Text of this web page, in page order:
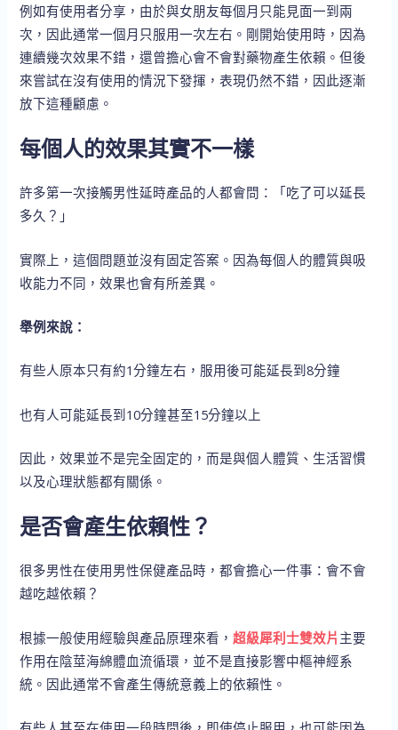
例如有使用者分享，由於與女朋友每個月只能見面一到兩
次，因此通常一個月只服用一次左右。剛開始使用時，因為
連續幾次效果不錯，還曾擔心會不會對藥物產生依賴。但後
來嘗試在沒有使用的情況下發揮，表現仍然不錯，因此逐漸
放下這種顧慮。
每個人的效果其實不一樣
許多第一次接觸男性延時產品的人都會問：「吃了可以延長
多久？」
實際上，這個問題並沒有固定答案。因為每個人的體質與吸
收能力不同，效果也會有所差異。
舉例來說：
有些人原本只有約1分鐘左右，服用後可能延長到8分鐘
也有人可能延長到10分鐘甚至15分鐘以上
因此，效果並不是完全固定的，而是與個人體質、生活習慣
以及心理狀態都有關係。
是否會產生依賴性？
很多男性在使用男性保健產品時，都會擔心一件事：會不會
越吃越依賴？
根據一般使用經驗與產品原理來看，超級犀利士雙效片 主要
作用在陰莖海綿體血流循環，並不是直接影響中樞神經系
統。因此通常不會產生傳統意義上的依賴性。